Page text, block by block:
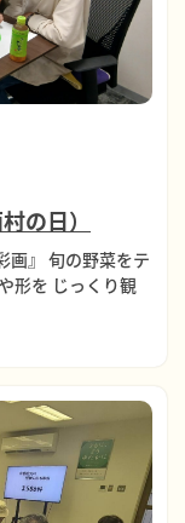
の日）
旬の野菜をテ
形を じっくり観